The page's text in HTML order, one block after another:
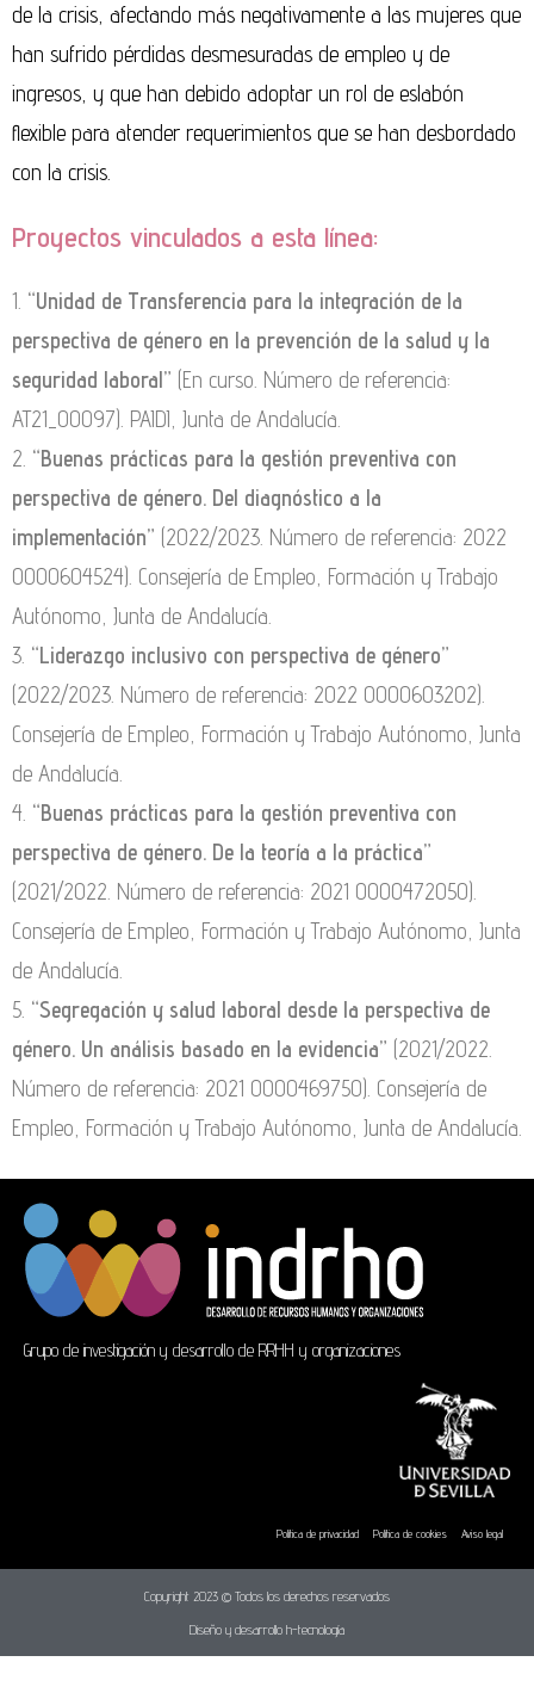
de la crisis, afectando más negativamente a las mujeres que
han sufrido pérdidas desmesuradas de empleo y de
ingresos, y que han debido adoptar un rol de eslabón
flexible para atender requerimientos que se han desbordado
con la crisis.
Proyectos vinculados a esta línea:
1. “Unidad de Transferencia para la integración de la
perspectiva de género en la prevención de la salud y la
seguridad laboral” (En curso. Número de referencia:
AT21_00097). PAIDI, Junta de Andalucía.
2. “Buenas prácticas para la gestión preventiva con
perspectiva de género. Del diagnóstico a la
implementación” (2022/2023. Número de referencia: 2022
0000604524). Consejería de Empleo, Formación y Trabajo
Autónomo, Junta de Andalucía.
3. “Liderazgo inclusivo con perspectiva de género”
(2022/2023. Número de referencia: 2022 0000603202).
Consejería de Empleo, Formación y Trabajo Autónomo, Junta
de Andalucía.
4. “Buenas prácticas para la gestión preventiva con
perspectiva de género. De la teoría a la práctica”
(2021/2022. Número de referencia: 2021 0000472050).
Consejería de Empleo, Formación y Trabajo Autónomo, Junta
de Andalucía.
5. “Segregación y salud laboral desde la perspectiva de
género. Un análisis basado en la evidencia” (2021/2022.
Número de referencia: 2021 0000469750). Consejería de
Empleo, Formación y Trabajo Autónomo, Junta de Andalucía.
Grupo de investigación y desarrollo de RRHH y organizaciones
Política de privacidad Política de cookies Aviso legal
Copyright 2023 © Todos los derechos reservados
Diseño y desarrollo h-tecnología